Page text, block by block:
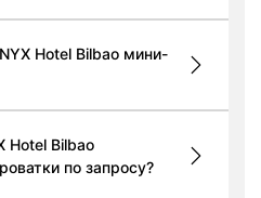
Hotel Bilbao мини-
Hotel Bilbao
по запросу?